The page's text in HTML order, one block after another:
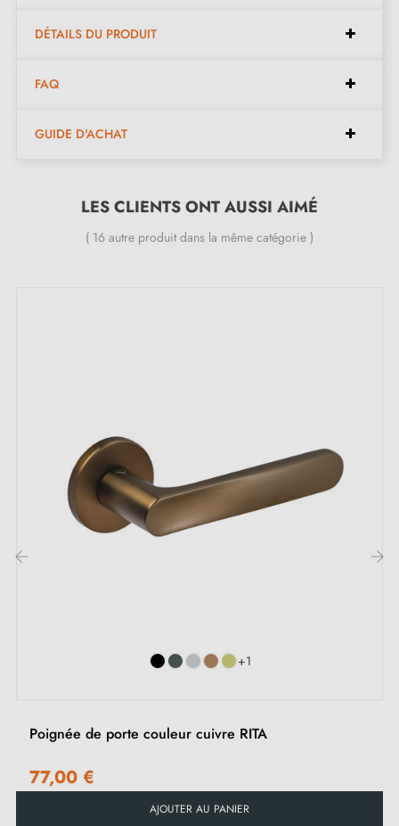
Nickel Vieilli (NV)
Laiton Brossé (LB)
DÉTAILS DU PRODUIT
FAQ
GUIDE D'ACHAT
LES CLIENTS ONT AUSSI AIMÉ
( 16 autre produit dans la même catégorie )
+1
Poignée de porte couleur cuivre RITA
77,00 €
AJOUTER AU PANIER